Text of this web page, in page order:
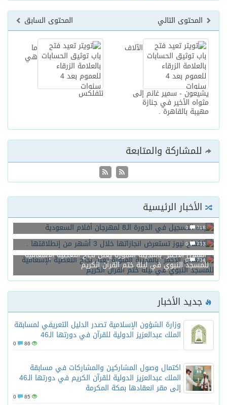
المحتوى السابق
المحتوى التالي
ما
هي
نتفلكس
الآلاف
يشيعون - سمير غانم إلى
مثواه الأخير في جنازة
مهيبة بالقاهرة .
للمشاركة والمتابعة
الأخبار الرئيسية
718
0
بدء التسجيل في الدورة الـ8 لمهرجان أفلام السعودية
713
0
الكفاح نيوز تستعرض انجازاتها خلال 3 أشهر من إنطلاقتها .
734
0
“الهلال الأحمر” بالمدينة المنورة يعلن نجاح التغطية الإسعافية
للمسجد النبوي في ليلة ختم القرآن الكريم
جديد الأخبار
وزارة الشؤون الإسلامية تصدر الدليل التعريفي لمسابقة
الملك عبدالعزيز الدولية للقرآن في دورتها الـ46
86
اكتمال وصول المشاركين والمشاركات في مسابقة
الملك عبدالعزيز الدولية للقرآن الكريم في دورتها الـ46
إلى مقر انعقادها بمكة المكرمة
85